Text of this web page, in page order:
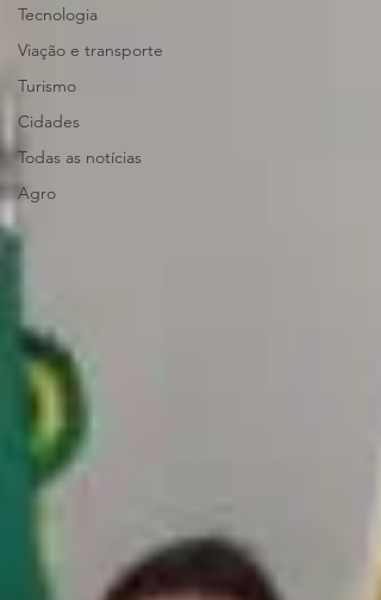
Tecnologia
Viação e transporte
Turismo
Cidades
Todas as notícias
Agro